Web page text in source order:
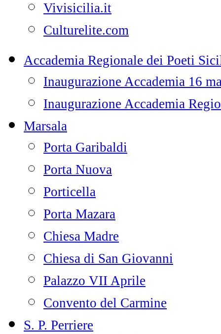
Vivisicilia.it
Culturelite.com
Accademia Regionale dei Poeti
Inaugurazione Accademia 16
Inaugurazione Accademia
Marsala
Porta Garibaldi
Porta Nuova
Porticella
Porta Mazara
Chiesa Madre
Chiesa di San Giovanni
Palazzo VII Aprile
Convento del Carmine
S. P. Perriere